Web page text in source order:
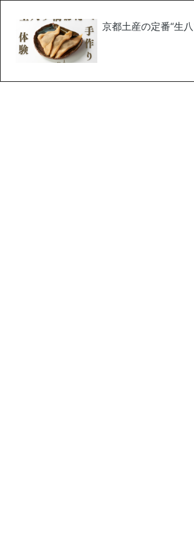
京都土産の定番“生